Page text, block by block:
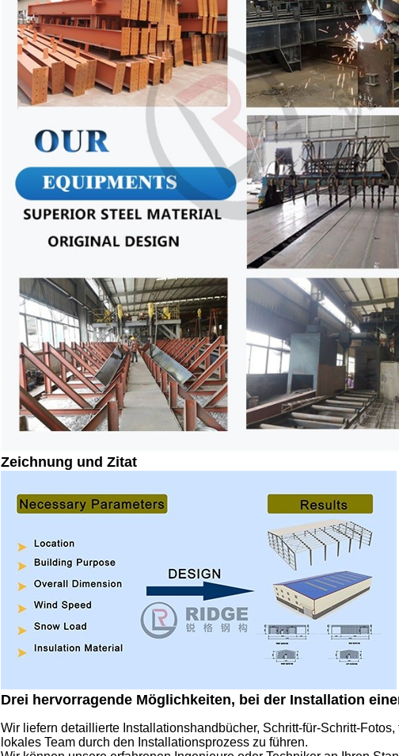
Zeichnung und Zitat
Drei hervorragende Möglichkeiten, bei der Installation
Wir liefern detaillierte Installationshandbücher, Schritt-für-Schritt-
lokales Team durch den Installationsprozess zu führen.